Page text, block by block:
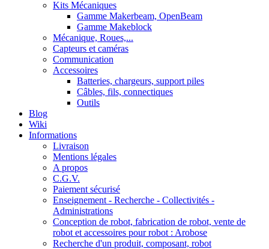
Kits Mécaniques
Gamme Makerbeam, OpenBeam
Gamme Makeblock
Mécanique, Roues,...
Capteurs et caméras
Communication
Accessoires
Batteries, chargeurs, support piles
Câbles, fils, connectiques
Outils
Blog
Wiki
Informations
Livraison
Mentions légales
A propos
C.G.V.
Paiement sécurisé
Enseignement - Recherche - Collectivités -
Administrations
Conception de robot, fabrication de robot, vente de
robot et accessoires pour robot : Arobose
Recherche d'un produit, composant, robot